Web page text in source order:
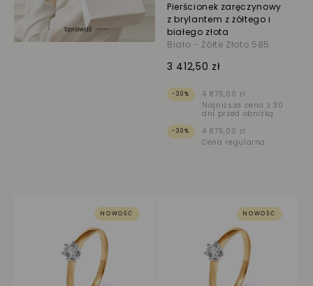
Pierścionek zaręczynowy
z brylantem z żółtego i
białego złota
Biało - Żółte Złoto 585
3 412,50 zł
-30%
4 875,00 zł
Najniższa cena z 30
dni przed obniżką
-30%
4 875,00 zł
Cena regularna
NOWOŚĆ NOWOŚĆ